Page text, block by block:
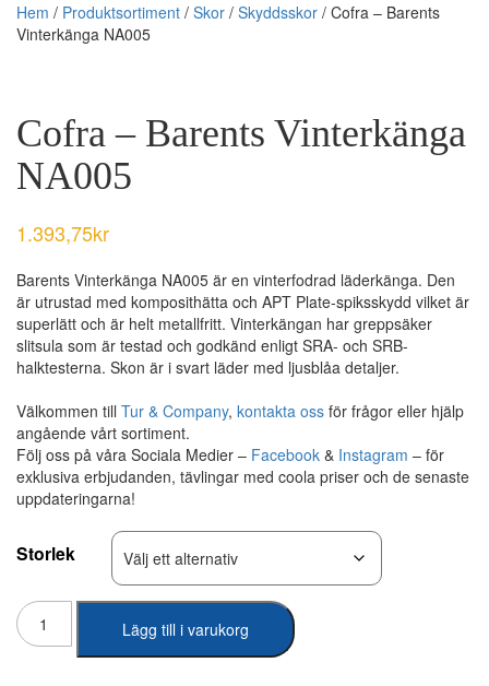
Hem / Produktsortiment / Skor / Skyddsskor / Cofra – Barents
Vinterkänga NA005
Cofra – Barents Vinterkänga
NA005
1.393,75kr
Barents Vinterkänga NA005 är en vinterfodrad läderkänga. Den
är utrustad med komposithätta och APT Plate-spiksskydd vilket är
superlätt och är helt metallfritt. Vinterkängan har greppsäker
slitsula som är testad och godkänd enligt SRA- och SRB-
halktesterna. Skon är i svart läder med ljusblåa detaljer.
Välkommen till Tur & Company, kontakta oss för frågor eller hjälp
angående vårt sortiment.
Följ oss på våra Sociala Medier – Facebook & Instagram – för
exklusiva erbjudanden, tävlingar med coola priser och de senaste
uppdateringarna!
Storlek
Cofra
-
Lägg till i varukorg